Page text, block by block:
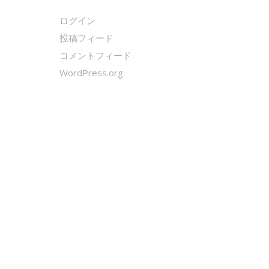
ログイン
投稿フィード
コメントフィード
WordPress.org